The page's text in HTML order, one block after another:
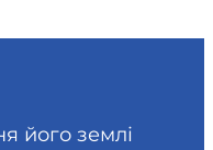
його землі